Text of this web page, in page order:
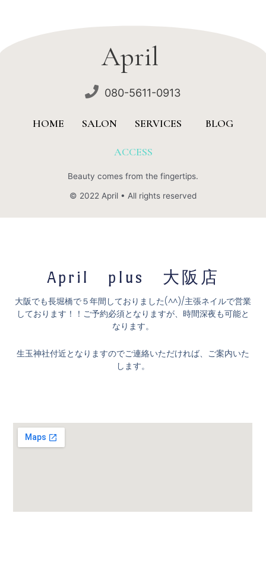
April
080-5611-0913
HOME SALON SERVICES BLOG
ACCESS
Beauty comes from the fingertips.
© 2022 April • All rights reserved
April plus 大阪店
大阪でも長堀橋で５年間しておりました(^^)/主張ネイルで営業
しております！！ご予約必須となりますが、時間深夜も可能と
なります。
生玉神社付近となりますのでご連絡いただければ、ご案内いた
します。